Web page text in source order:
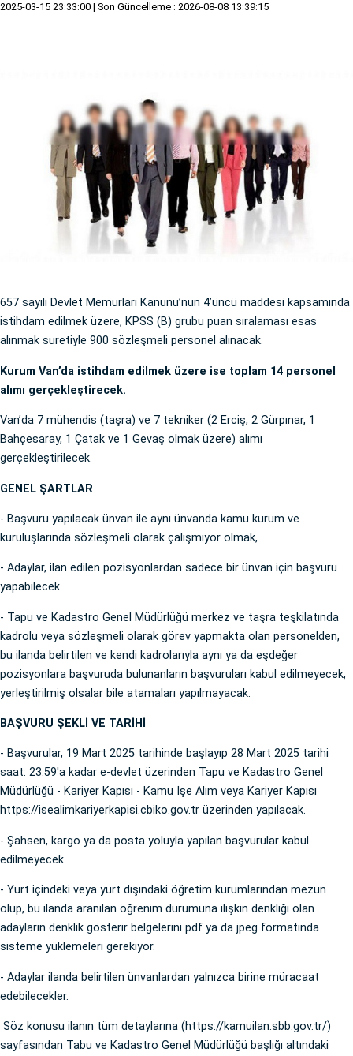
2025-03-15 23:33:00 | Son Güncelleme : 2026-08-08 13:39:15
657 sayılı Devlet Memurları Kanunu’nun 4’üncü maddesi kapsamında
istihdam edilmek üzere, KPSS (B) grubu puan sıralaması esas
alınmak suretiyle 900 sözleşmeli personel alınacak.
Kurum Van’da istihdam edilmek üzere ise toplam 14 personel
alımı gerçekleştirecek.
Van’da 7 mühendis (taşra) ve 7 tekniker (2 Erciş, 2 Gürpınar, 1
Bahçesaray, 1 Çatak ve 1 Gevaş olmak üzere) alımı
gerçekleştirilecek.
GENEL ŞARTLAR
- Başvuru yapılacak ünvan ile aynı ünvanda kamu kurum ve
kuruluşlarında sözleşmeli olarak çalışmıyor olmak,
- Adaylar, ilan edilen pozisyonlardan sadece bir ünvan için başvuru
yapabilecek.
- Tapu ve Kadastro Genel Müdürlüğü merkez ve taşra teşkilatında
kadrolu veya sözleşmeli olarak görev yapmakta olan personelden,
bu ilanda belirtilen ve kendi kadrolarıyla aynı ya da eşdeğer
pozisyonlara başvuruda bulunanların başvuruları kabul edilmeyecek,
yerleştirilmiş olsalar bile atamaları yapılmayacak.
BAŞVURU ŞEKLİ VE TARİHİ
- Başvurular, 19 Mart 2025 tarihinde başlayıp 28 Mart 2025 tarihi
saat: 23:59'a kadar e-devlet üzerinden Tapu ve Kadastro Genel
Müdürlüğü - Kariyer Kapısı - Kamu İşe Alım veya Kariyer Kapısı
https://isealimkariyerkapisi.cbiko.gov.tr üzerinden yapılacak.
- Şahsen, kargo ya da posta yoluyla yapılan başvurular kabul
edilmeyecek.
- Yurt içindeki veya yurt dışındaki öğretim kurumlarından mezun
olup, bu ilanda aranılan öğrenim durumuna ilişkin denkliği olan
adayların denklik gösterir belgelerini pdf ya da jpeg formatında
sisteme yüklemeleri gerekiyor.
- Adaylar ilanda belirtilen ünvanlardan yalnızca birine müracaat
edebilecekler.
Söz konusu ilanın tüm detaylarına (https://kamuilan.sbb.gov.tr/)
sayfasından Tabu ve Kadastro Genel Müdürlüğü başlığı altındaki